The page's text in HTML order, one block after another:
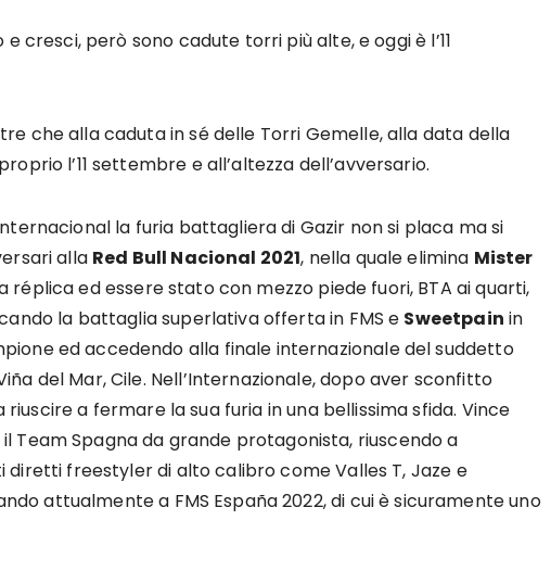
e cresci, però sono cadute torri più alte, e oggi è l’11
che alla caduta in sé delle Torri Gemelle, alla data della
l’11 settembre e all’altezza dell’avversario.
la furia battagliera di Gazir non si placa ma si
alla Red Bull Nacional 2021, nella quale elimina Mister
réplica ed essere stato con mezzo piede fuori, BTA ai quarti,
la battaglia superlativa offerta in FMS e Sweetpain in
ed accedendo alla finale internazionale del suddetto
del Mar, Cile. Nell’Internazionale, dopo aver sconfitto
riuscire a fermare la sua furia in una bellissima sfida. Vince
Team Spagna da grande protagonista, riuscendo a
freestyler di alto calibro come Valles T, Jaze e
attualmente a FMS España 2022, di cui è sicuramente uno